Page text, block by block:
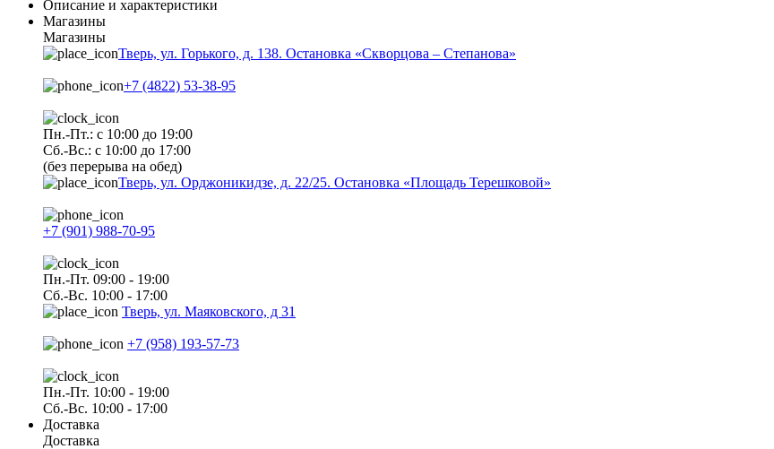
Описание и характеристики
Магазины
Магазины
Тверь, ул. Горького, д. 138. Остановка «Скворцова – Степанова»
+7 (4822) 53-38-95
Пн.-Пт.: с 10:00 до 19:00
Сб.-Вс.: с 10:00 до 17:00
(без перерыва на обед)
Тверь, ул. Орджоникидзе, д. 22/25. Остановка «Площадь Терешковой»
+7 (901) 988-70-95
Пн.-Пт. 09:00 - 19:00
Сб.-Вс. 10:00 - 17:00
Тверь, ул. Маяковского, д 31
+7 (958) 193-57-73
Пн.-Пт. 10:00 - 19:00
Сб.-Вс. 10:00 - 17:00
Доставка
Доставка